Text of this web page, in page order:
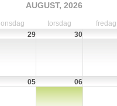
AUGUST, 2026
onsdag torsdag
fredag
29 30
05 06